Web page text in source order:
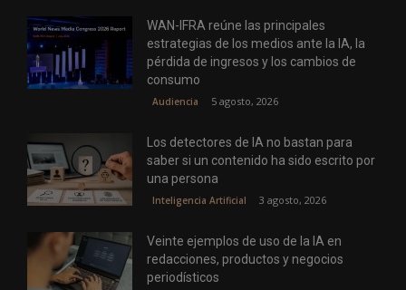
WAN-IFRA reúne las principales
estrategias de los medios ante la IA, la
pérdida de ingresos y los cambios de
consumo
Audiencia 5 agosto, 2026
Los detectores de IA no bastan para
saber si un contenido ha sido escrito por
una persona
Inteligencia Artificial 3 agosto, 2026
Veinte ejemplos de uso de la IA en
redacciones, productos y negocios
periodísticos